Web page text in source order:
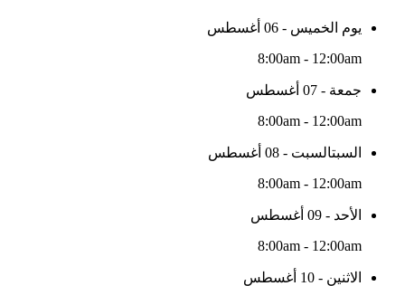
يوم الخميس - 06 أغسطس
8:00am - 12:00am
جمعة - 07 أغسطس
8:00am - 12:00am
السبتالسبت - 08 أغسطس
8:00am - 12:00am
الأحد - 09 أغسطس
8:00am - 12:00am
الاثنين - 10 أغسطس